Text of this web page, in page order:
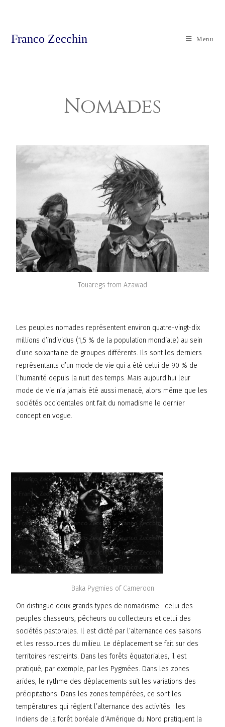
Franco Zecchin Menu
Nomades
Touaregs from Azawad
Les peuples nomades représentent environ quatre-vingt-dix
millions d’individus (1,5 % de la population mondiale) au sein
d’une soixantaine de groupes différents. Ils sont les derniers
représentants d’un mode de vie qui a été celui de 90 % de
l’humanité depuis la nuit des temps. Mais aujourd’hui leur
mode de vie n’a jamais été aussi menacé, alors même que les
sociétés occidentales ont fait du nomadisme le dernier
concept en vogue.
Baka Pygmies of Cameroon
On distingue deux grands types de nomadisme : celui des
peuples chasseurs, pêcheurs ou collecteurs et celui des
sociétés pastorales. Il est dicté par l’alternance des saisons
et les ressources du milieu. Le déplacement se fait sur des
territoires restreints. Dans les forêts équatoriales, il est
pratiqué, par exemple, par les Pygmées. Dans les zones
arides, le rythme des déplacements suit les variations des
précipitations. Dans les zones tempérées, ce sont les
températures qui règlent l’alternance des activités : les
Indiens de la forêt boréale d’Amérique du Nord pratiquent la